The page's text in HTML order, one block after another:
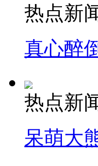
热点新
真心醉
热点新
呆萌大